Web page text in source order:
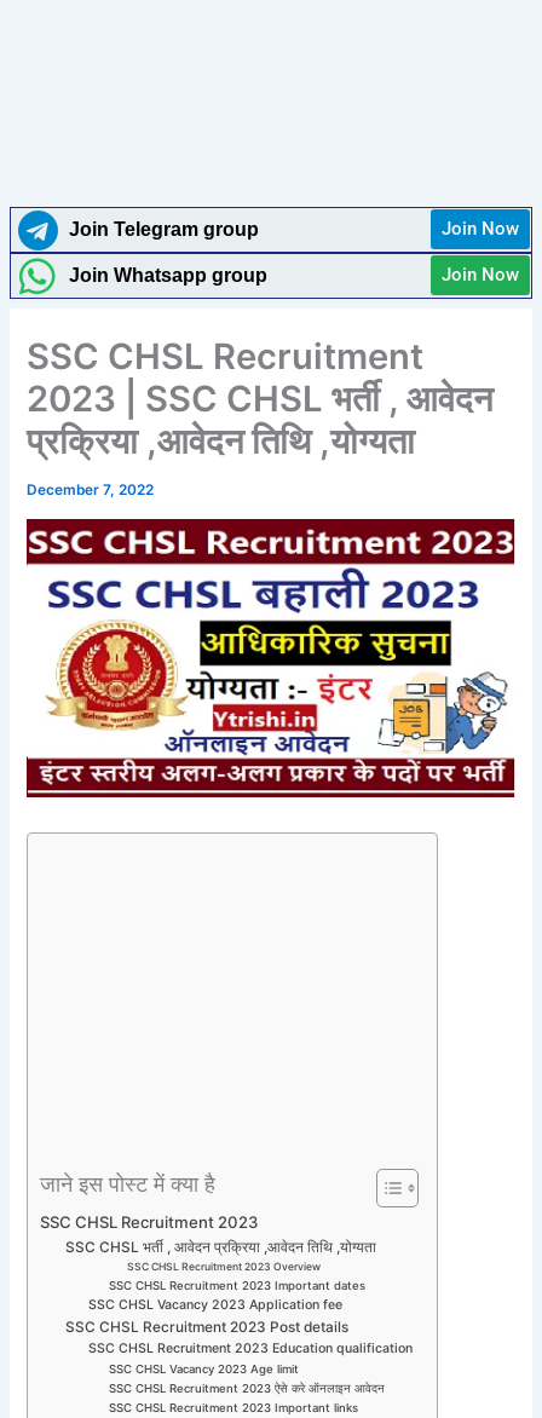
Join Telegram group Join Now
Join Whatsapp group Join Now
SSC CHSL Recruitment
2023 | SSC CHSL भर्ती , आवेदन
प्रक्रिया ,आवेदन तिथि ,योग्यता
December 7, 2022
जाने इस पोस्ट में क्या है
SSC CHSL Recruitment 2023
SSC CHSL भर्ती , आवेदन प्रक्रिया ,आवेदन तिथि ,योग्यता
SSC CHSL Recruitment 2023 Overview
SSC CHSL Recruitment 2023 Important dates
SSC CHSL Vacancy 2023 Application fee
SSC CHSL Recruitment 2023 Post details
SSC CHSL Recruitment 2023 Education qualification
SSC CHSL Vacancy 2023 Age limit
SSC CHSL Recruitment 2023 ऐसे करे ऑनलाइन आवेदन
SSC CHSL Recruitment 2023 Important links